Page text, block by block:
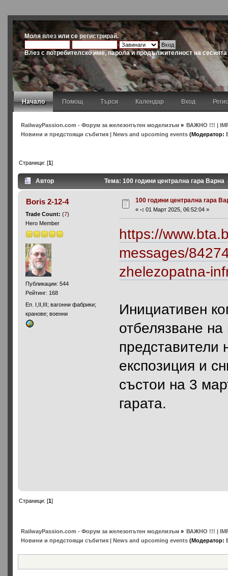
Молявлез или серегистрирай.
Влез с потребителско име, парола и продължителност на сесията
Начало Помощ Търси Календар Вход
RailwayPassion.com - Форум за железопътен моделизъм» ВАЖНО !!! |
Новини и предстоящи събития | News and upcoming events(Модератор:
Страници: [1]
Автор Тема: 100 години централна гара
Boris 2-12-4
Trade Count:(7)
Hero Member
Публикации: 544
Рейтинг: 168
Еп. І,ІІ,III; вагонни фабрики;
кранове; военни
100 години централна гара
«-: 01 Март 2025, 06:52:04 »
https://
messages/
zhelezopatna-
Инициативен
отбелязване
експозиция и
състои на 3
гарата.
Страници: [1]
RailwayPassion.com - Форум за железопътен моделизъм» ВАЖНО !!! |
Новини и предстоящи събития | News and upcoming events(Модератор: